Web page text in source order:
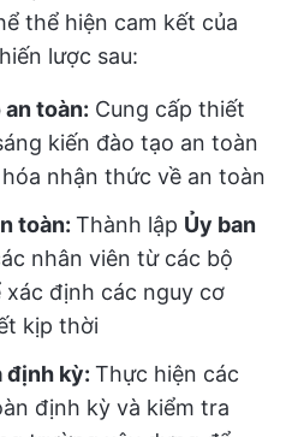
thể hiện cam kết của
lược sau:
toàn: Cung cấp thiết
kiến đào tạo an toàn
nhận thức về an toàn
toàn: Thành lập Ủy ban
nhân viên từ các bộ
xác định các nguy cơ
kịp thời
định kỳ: Thực hiện các
định kỳ và kiểm tra